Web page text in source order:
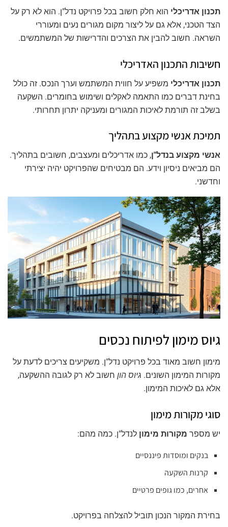
תכנון אדריכלי הוא חלק חשוב בכל פרויקט נדל"ן. הוא לא רק על
הצד הטכני, אלא גם על ליצור מקום מגורים נעים ומעוררי
השראה. חשוב להבין את הצרכים והדרישות של המשתמשים.
חשיבות התכנון האדריכלי
תכנון אדריכלי משפיע על חווית המשתמש וערך הנכס. זה כולל
בחינת דברים כמו התאמה לאקלים ושימוש בחומרים. השקעה
בשלב זה תורמת לאיכות המגורים ומעניקה יתרון תחרותי.
תמיכת אנשי מקצוע בתהליך
אנשי מקצוע בנדל"ן, כמו אדריכלים ומעצבים, חשובים בתהליך.
הם מביאים ניסיון וידע. הם מבטיחים שהפרויקט יהיה יצירתי
וחדשני.
גיוס מימון לפיתוח נכסים
מימון חשוב מאוד בכל פרויקט נדל"ן. משקיעים צריכים לדעת על
מקורות המימון השונים. גיוס הון חשוב לא רק לגובה ההשקעה,
אלא גם לאיכות המימון.
סוגי מקורות מימון
יש מספר מקורות מימון לנדל"ן. כמה מהם:
בנקים ומוסדות פיננסיים
קרנות השקעה
אחרים, כמו גופים פרטיים
בחירת המקור הנכון תוביל להצלחה בפרויקט.